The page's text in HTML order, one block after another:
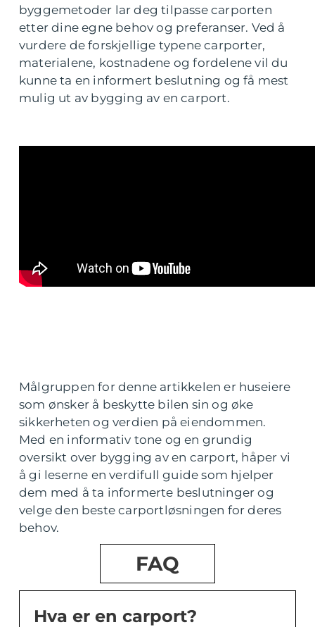
byggemetoder lar deg tilpasse carporten
etter dine egne behov og preferanser. Ved å
vurdere de forskjellige typene carporter,
materialene, kostnadene og fordelene vil du
kunne ta en informert beslutning og få mest
mulig ut av bygging av en carport.
Målgruppen for denne artikkelen er huseiere
som ønsker å beskytte bilen sin og øke
sikkerheten og verdien på eiendommen.
Med en informativ tone og en grundig
oversikt over bygging av en carport, håper vi
å gi leserne en verdifull guide som hjelper
dem med å ta informerte beslutninger og
velge den beste carportløsningen for deres
behov.
FAQ
Hva er en carport?